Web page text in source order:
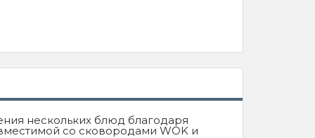
нескольких блюд благодаря
со сковородами WOK и